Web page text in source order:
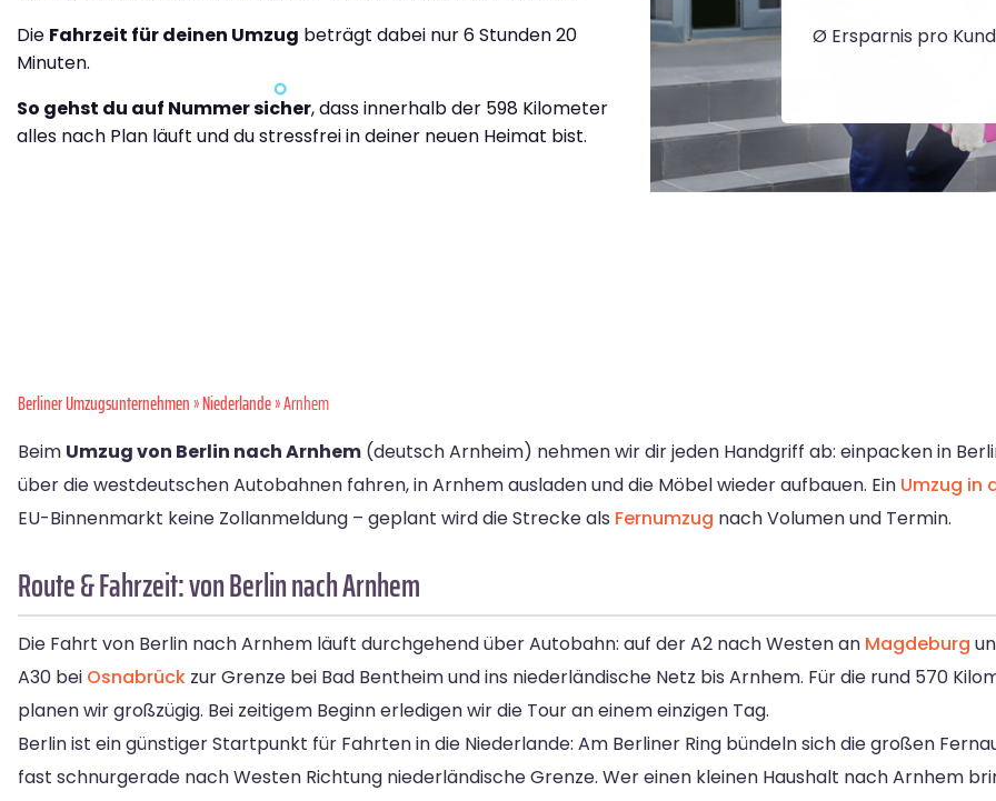
Die Fahrzeit für deinen Umzug beträgt dabei nur 6 Stunden 20
Minuten.
So gehst du auf Nummer sicher, dass innerhalb der 598 Kilometer
alles nach Plan läuft und du stressfrei in deiner neuen Heimat bist.
Ø Ersparnis pro
Berliner Umzugsunternehmen»Niederlande» Arnhem
Beim Umzug von Berlin nach Arnhem (deutsch Arnheim) nehmen wir dir jeden Handgriff ab: einpacken in
über die westdeutschen Autobahnen fahren, in Arnhem ausladen und die Möbel wieder aufbauen. Ein Umzug in
EU-Binnenmarkt keine Zollanmeldung – geplant wird die Strecke als Fernumzug nach Volumen und Termin.
Route & Fahrzeit: von Berlin nach Arnhem
Die Fahrt von Berlin nach Arnhem läuft durchgehend über Autobahn: auf der A2 nach Westen an Magdeburg
A30 bei Osnabrück zur Grenze bei Bad Bentheim und ins niederländische Netz bis Arnhem. Für die rund 570
planen wir großzügig. Bei zeitigem Beginn erledigen wir die Tour an einem einzigen Tag.
Berlin ist ein günstiger Startpunkt für Fahrten in die Niederlande: Am Berliner Ring bündeln sich die großen
fast schnurgerade nach Westen Richtung niederländische Grenze. Wer einen kleinen Haushalt nach Arnhem